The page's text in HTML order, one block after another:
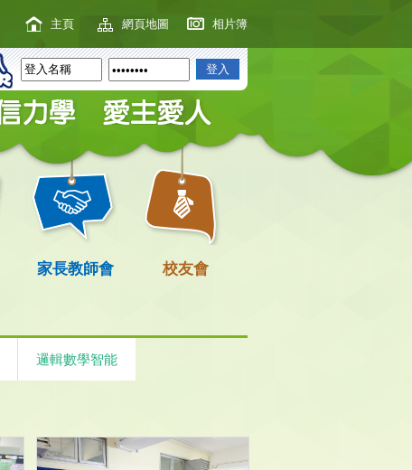
主頁 網頁地圖 相片簿
家長教師會 校友會
邏輯數學智能